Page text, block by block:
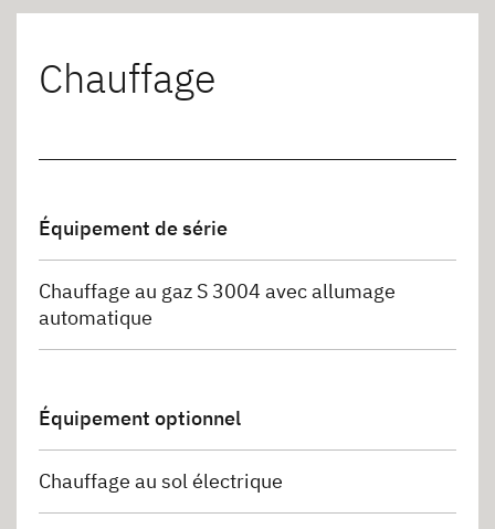
Chauffage
Équipement de série
Chauffage au gaz S 3004 avec allumage
automatique
Équipement optionnel
Chauffage au sol électrique